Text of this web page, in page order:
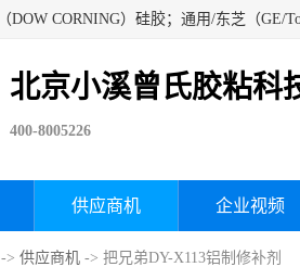
北京小溪曾氏胶粘科
400-8005226
供应商机 企业视频
-> 供应商机 -> 把兄弟DY-X113铝制修补剂